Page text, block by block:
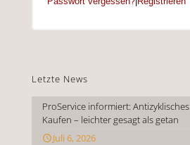
Letzte News
ProService informiert: Antizyklisches
Kaufen – leichter gesagt als getan
Juli 6, 2026